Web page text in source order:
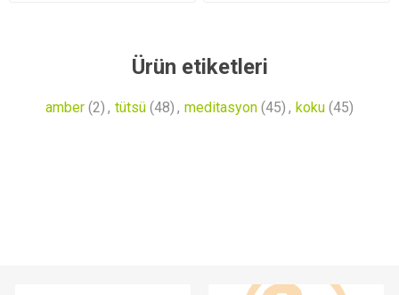
Ürün etiketleri
amber (2) , tütsü (48) , meditasyon (45) , koku (45)